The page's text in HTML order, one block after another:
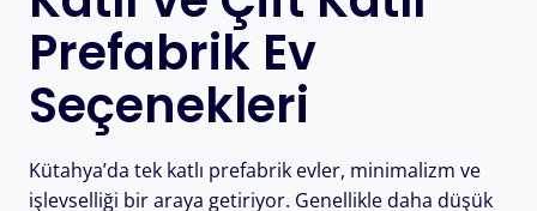
Prefabrik Ev
Seçenekleri
Kütahya’da tek katlı prefabrik evler, minimalizm ve
işlevselliği bir araya getiriyor. Genellikle daha düşük